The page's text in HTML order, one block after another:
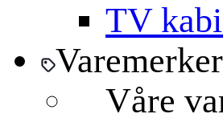
TV
Varemerker
Våre